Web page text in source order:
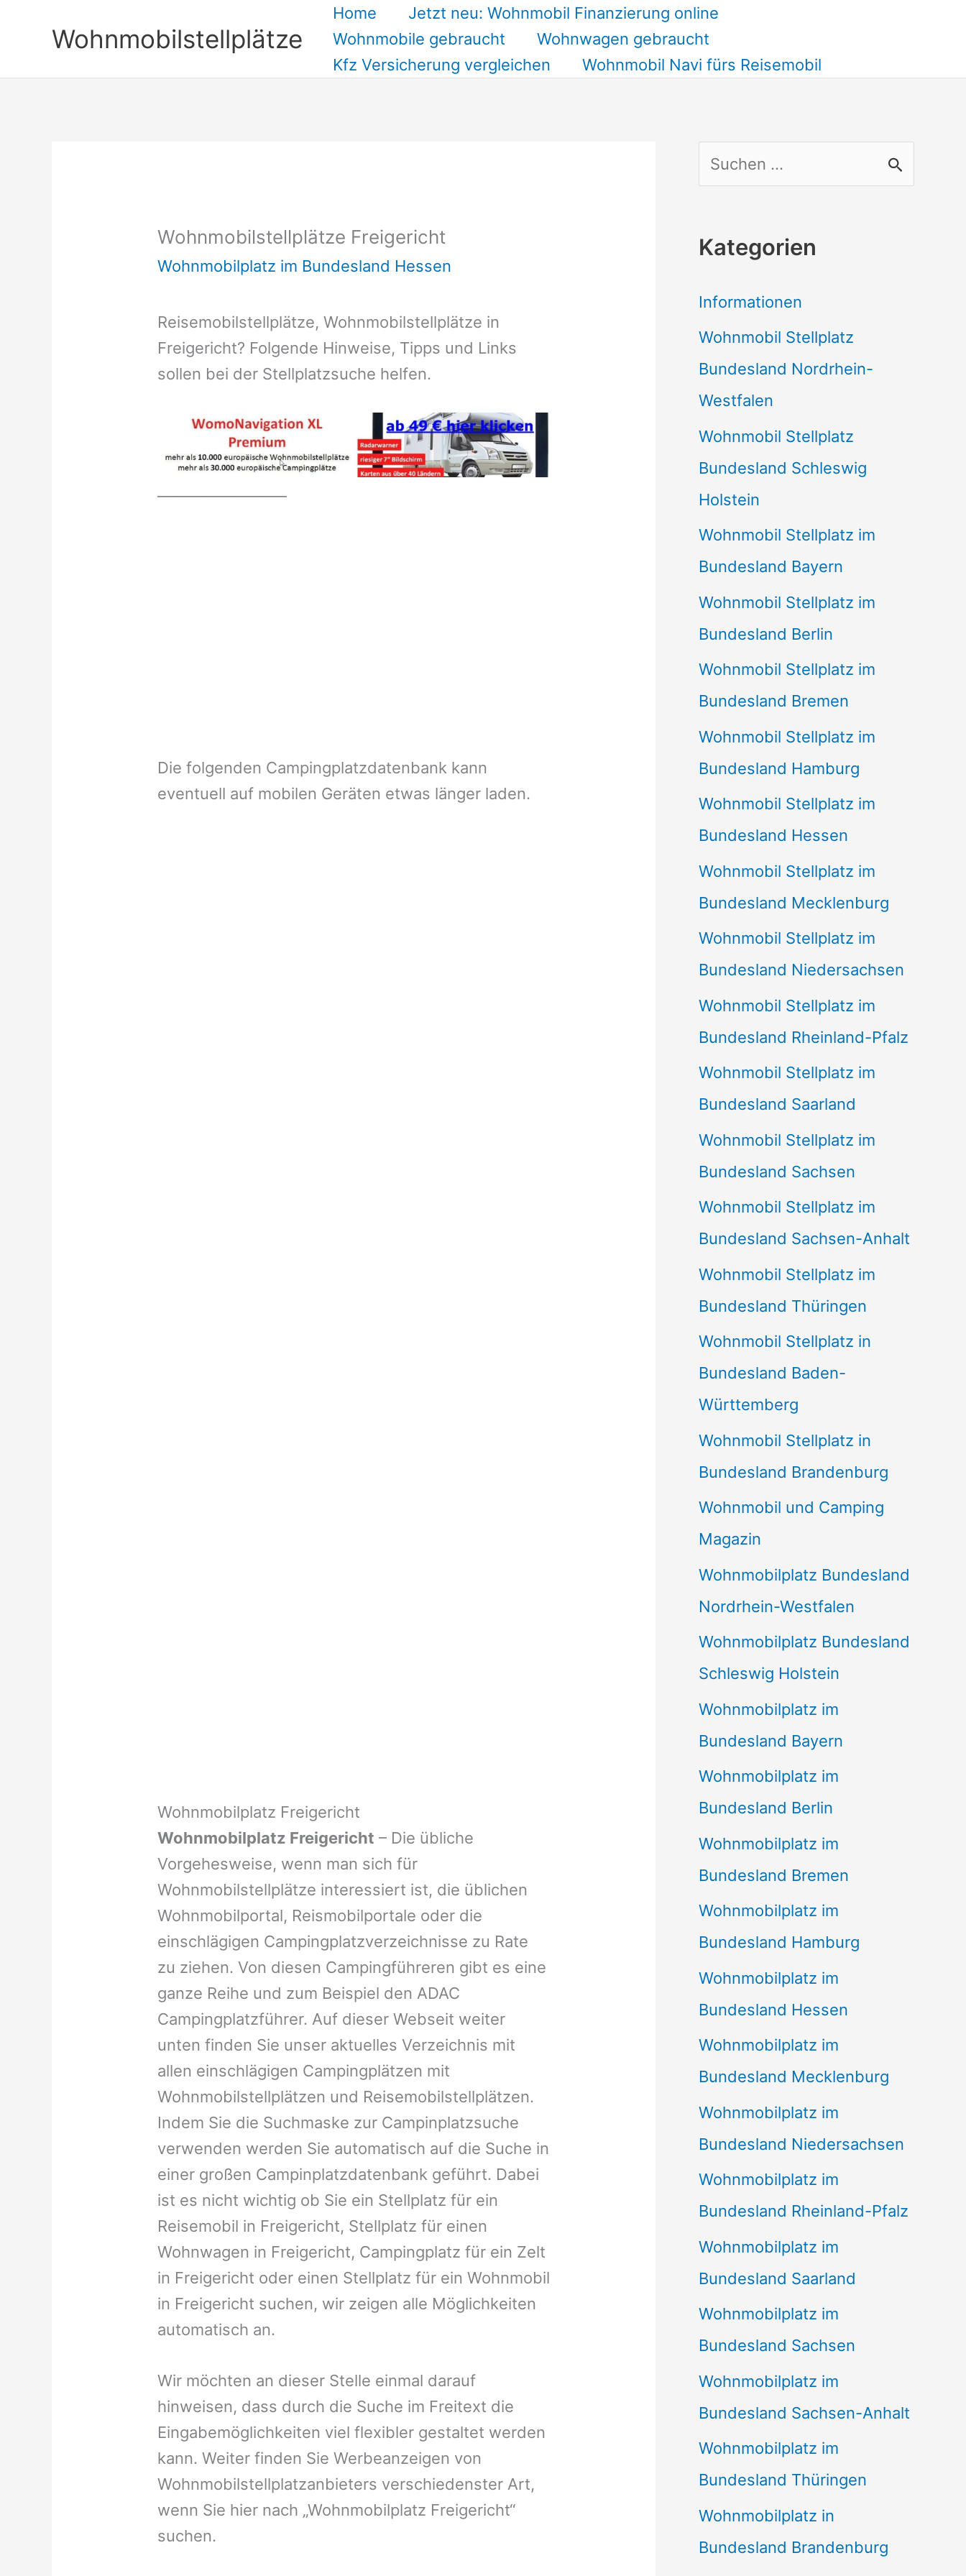
Wohnmobilstellplätze
Home
Jetzt neu: Wohnmobil Finanzierung online
Wohnmobile gebraucht
Wohnwagen gebraucht
Kfz Versicherung vergleichen
Wohnmobil Navi fürs Reisemobil
Wohnmobilstellplätze Freigericht
Wohnmobilplatz im Bundesland Hessen
Reisemobilstellplätze, Wohnmobilstellplätze in
Freigericht? Folgende Hinweise, Tipps und Links
sollen bei der Stellplatzsuche helfen.
Die folgenden Campingplatzdatenbank kann
eventuell auf mobilen Geräten etwas länger laden.
Wohnmobilplatz Freigericht
Wohnmobilplatz Freigericht – Die übliche
Vorgehesweise, wenn man sich für
Wohnmobilstellplätze interessiert ist, die üblichen
Wohnmobilportal, Reismobilportale oder die
einschlägigen Campingplatzverzeichnisse zu Rate
zu ziehen. Von diesen Campingführeren gibt es eine
ganze Reihe und zum Beispiel den ADAC
Campingplatzführer. Auf dieser Webseit weiter
unten finden Sie unser aktuelles Verzeichnis mit
allen einschlägigen Campingplätzen mit
Wohnmobilstellplätzen und Reisemobilstellplätzen.
Indem Sie die Suchmaske zur Campinplatzsuche
verwenden werden Sie automatisch auf die Suche in
einer großen Campinplatzdatenbank geführt. Dabei
ist es nicht wichtig ob Sie ein Stellplatz für ein
Reisemobil in Freigericht, Stellplatz für einen
Wohnwagen in Freigericht, Campingplatz für ein Zelt
in Freigericht oder einen Stellplatz für ein Wohnmobil
in Freigericht suchen, wir zeigen alle Möglichkeiten
automatisch an.
Wir möchten an dieser Stelle einmal darauf
hinweisen, dass durch die Suche im Freitext die
Eingabemöglichkeiten viel flexibler gestaltet werden
kann. Weiter finden Sie Werbeanzeigen von
Wohnmobilstellplatzanbieters verschiedenster Art,
wenn Sie hier nach „Wohnmobilplatz Freigericht“
suchen.
u
h
n
a
c
h
:
Kategorien
Informationen
Wohnmobil Stellplatz
Bundesland Nordrhein-
Westfalen
Wohnmobil Stellplatz
Bundesland Schleswig
Holstein
Wohnmobil Stellplatz im
Bundesland Bayern
Wohnmobil Stellplatz im
Bundesland Berlin
Wohnmobil Stellplatz im
Bundesland Bremen
Wohnmobil Stellplatz im
Bundesland Hamburg
Wohnmobil Stellplatz im
Bundesland Hessen
Wohnmobil Stellplatz im
Bundesland Mecklenburg
Wohnmobil Stellplatz im
Bundesland Niedersachsen
Wohnmobil Stellplatz im
Bundesland Rheinland-Pfalz
Wohnmobil Stellplatz im
Bundesland Saarland
Wohnmobil Stellplatz im
Bundesland Sachsen
Wohnmobil Stellplatz im
Bundesland Sachsen-Anhalt
Wohnmobil Stellplatz im
Bundesland Thüringen
Wohnmobil Stellplatz in
Bundesland Baden-
Württemberg
Wohnmobil Stellplatz in
Bundesland Brandenburg
Wohnmobil und Camping
Magazin
Wohnmobilplatz Bundesland
Nordrhein-Westfalen
Wohnmobilplatz Bundesland
Schleswig Holstein
Wohnmobilplatz im
Bundesland Bayern
Wohnmobilplatz im
Bundesland Berlin
Wohnmobilplatz im
Bundesland Bremen
Wohnmobilplatz im
Bundesland Hamburg
Wohnmobilplatz im
Bundesland Hessen
Wohnmobilplatz im
Bundesland Mecklenburg
Wohnmobilplatz im
Bundesland Niedersachsen
Wohnmobilplatz im
Bundesland Rheinland-Pfalz
Wohnmobilplatz im
Bundesland Saarland
Wohnmobilplatz im
Bundesland Sachsen
Wohnmobilplatz im
Bundesland Sachsen-Anhalt
Wohnmobilplatz im
Bundesland Thüringen
Wohnmobilplatz in
Bundesland Brandenburg